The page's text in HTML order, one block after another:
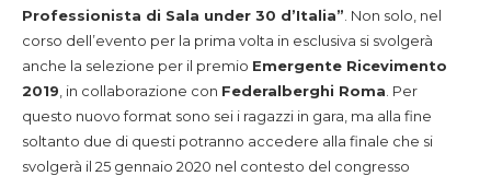
Professionista di Sala under 30 d’Italia” . Non solo, nel
corso dell’evento per la prima volta in esclusiva si svolgerà
anche la selezione per il premio Emergente Ricevimento
2019 , in collaborazione con Federalberghi Roma . Per
questo nuovo format sono sei i ragazzi in gara, ma alla fine
soltanto due di questi potranno accedere alla finale che si
svolgerà il 25 gennaio 2020 nel contesto del congresso